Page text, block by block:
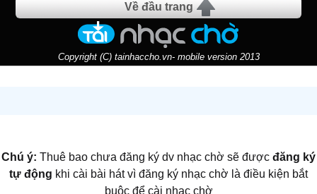
Về đầu trang
Copyright (C) tainhaccho.vn- mobile version 2013
Chú ý: Thuê bao chưa đăng ký dv nhạc chờ sẽ được đăng ký
tự động khi cài bài hát vì đăng ký nhạc chờ là điều kiện bắt
buộc để cài nhạc chờ